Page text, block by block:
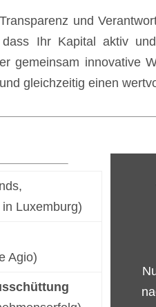
und
Ihr Kapital aktiv
gemeinsam innovative
gleichzeitig einen
Luxemburg)
Agio)